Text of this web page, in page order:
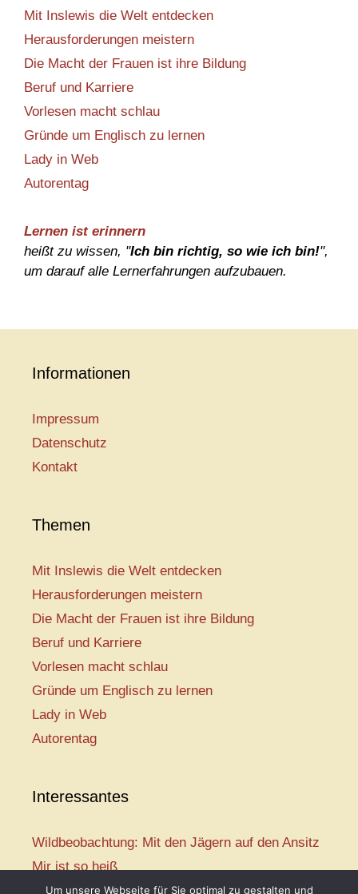
Mit Inslewis die Welt entdecken
Herausforderungen meistern
Die Macht der Frauen ist ihre Bildung
Beruf und Karriere
Vorlesen macht schlau
Gründe um Englisch zu lernen
Lady in Web
Autorentag
Lernen ist erinnern
heißt zu wissen, "Ich bin richtig, so wie ich bin!",
um darauf alle Lernerfahrungen aufzubauen.
Informationen
Impressum
Datenschutz
Kontakt
Themen
Mit Inslewis die Welt entdecken
Herausforderungen meistern
Die Macht der Frauen ist ihre Bildung
Beruf und Karriere
Vorlesen macht schlau
Gründe um Englisch zu lernen
Lady in Web
Autorentag
Interessantes
Wildbeobachtung: Mit den Jägern auf den Ansitz
Mir ist so heiß
Mission: Rettungsschwimmer
Um unsere Webseite für Sie optimal zu gestalten und